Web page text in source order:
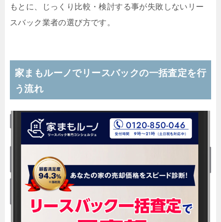
もとに、じっくり比較・検討する事が失敗しないリー
スバック業者の選び方です。
家まもルーノでリースバックの一括査定を行
う流れ